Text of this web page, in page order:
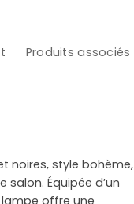
Produits associés
noires, style bohème,
Équipée d’un
offre une